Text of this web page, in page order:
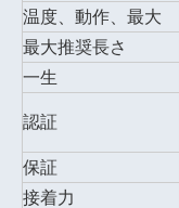
温度、動作、最大
最大推奨長さ
一生
認証
保証
接着力